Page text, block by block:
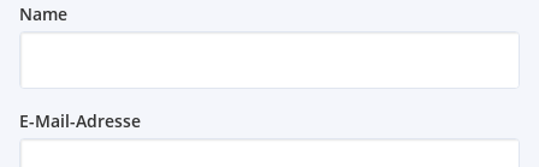
Name
E-Mail-Adresse